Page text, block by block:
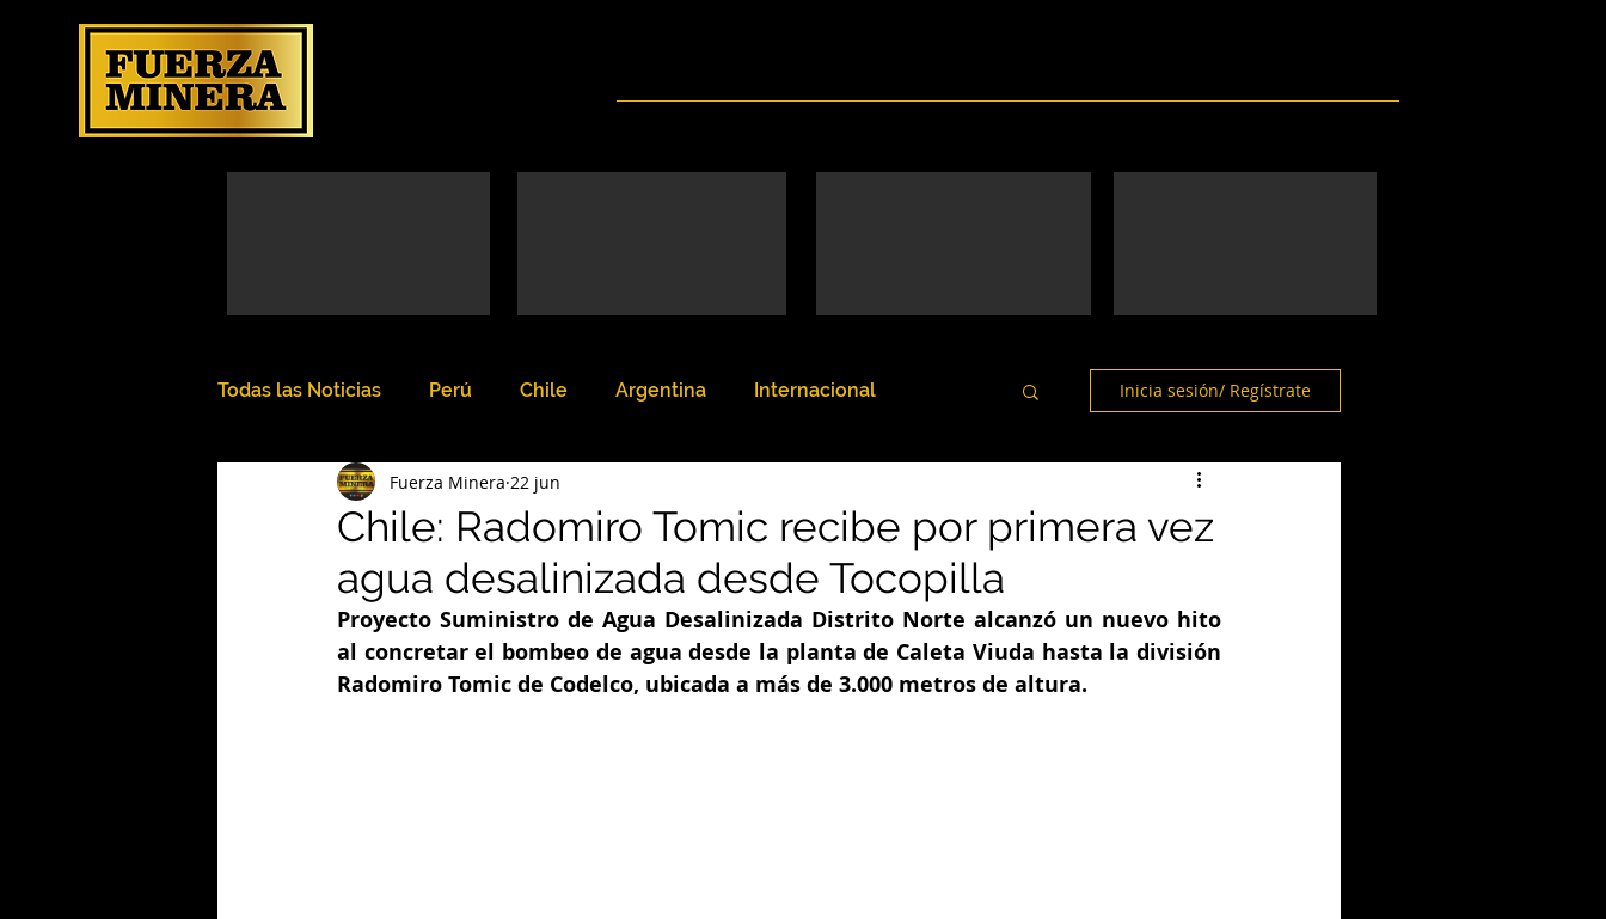
Todas las Noticias Perú Chile Argentina Internacional Inicia sesión/ Regístrate
Chile: Radomiro Tomic recibe por primera vez
agua desalinizada desde Tocopilla
Fuerza Minera 22 jun
Proyecto Suministro de Agua Desalinizada Distrito Norte alcanzó un nuevo hito
al concretar el bombeo de agua desde la planta de Caleta Viuda hasta la división
Radomiro Tomic de Codelco, ubicada a más de 3.000 metros de altura.